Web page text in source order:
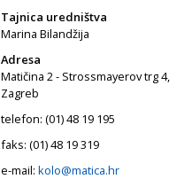
Tajnica uredništva
Marina Bilandžija
Adresa
Matičina 2 - Strossmayerov trg 4,
Zagreb
telefon: (01) 48 19 195
faks: (01) 48 19 319
e-mail: kolo@matica.hr